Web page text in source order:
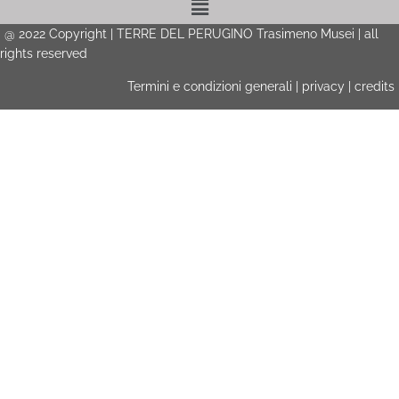
@ 2022 Copyright | TERRE DEL PERUGINO Trasimeno Musei | all
rights reserved
Termini e condizioni generali privacy credits